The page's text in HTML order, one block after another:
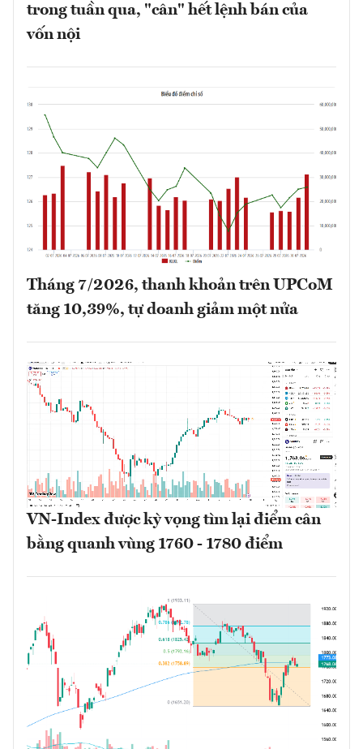
trong tuần qua, "cân" hết lệnh bán của
vốn nội
Tháng 7/2026, thanh khoản trên UPCoM
tăng 10,39%, tự doanh giảm một nửa
VN-Index được kỳ vọng tìm lại điểm cân
bằng quanh vùng 1760 - 1780 điểm